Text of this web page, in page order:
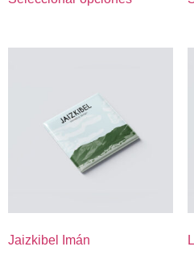
Jaizkibel Imán